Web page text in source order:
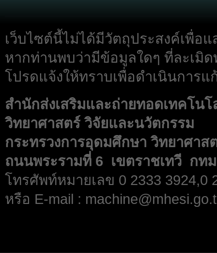
เว็บไซต์นี้ไม่ได้มีวัตถุประสงค์เพื่อแ
หากท่านพบว่ามีข้อมูลใดๆ ที่ละเมิ
โปรดแจ้งให้ทราบเพื่อดำเนินการ
สำนักส่งเสริมและถ่ายทอดเทคโน
วิทยาศาสตร์ วิจัยและนวัตกรรม
กระทรวงการอุดมศึกษา วิทยาศาส
ถนนพระรามที่ 6 เขตราชเทวี กทม
โทรศัพท์หมายเลข 0 2333 3924,0
หรือ E-mail :